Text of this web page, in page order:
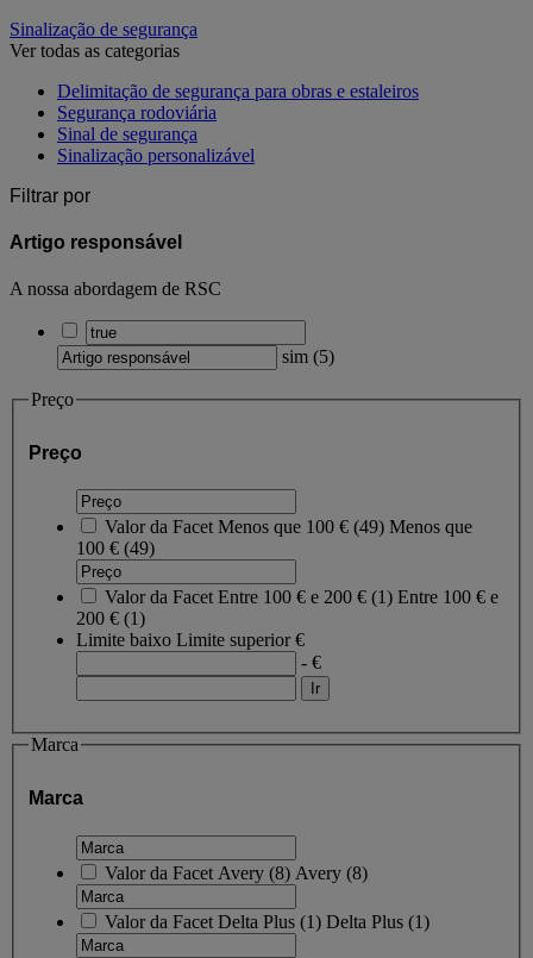
Sinalização de segurança
Ver todas as categorias
Delimitação de segurança para obras e estaleiros
Segurança rodoviária
Sinal de segurança
Sinalização personalizável
Filtrar por
Artigo responsável
A nossa abordagem de RSC
sim (5)
Preço
Preço
Valor da Facet Menos que 100 € (49) Menos que
100 € (49)
Valor da Facet Entre 100 € e 200 € (1) Entre 100 € e
200 € (1)
Limite baixo Limite superior€
- €
Marca
Marca
Valor da Facet Avery (8) Avery (8)
Valor da Facet Delta Plus (1) Delta Plus (1)